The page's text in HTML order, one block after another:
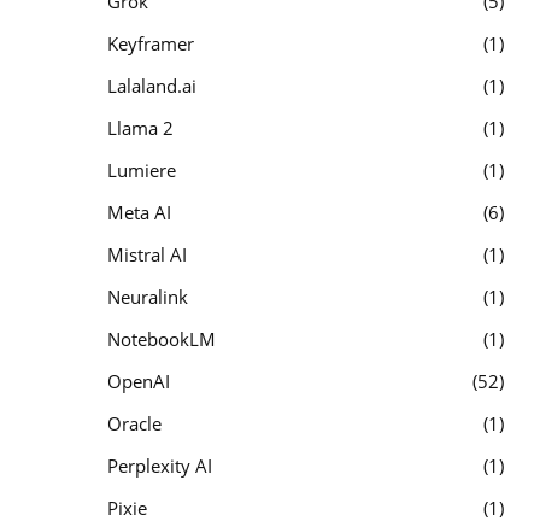
Keyframer
1
Lalaland.ai
1
Llama 2
1
Lumiere
1
Meta AI
6
Mistral AI
1
Neuralink
1
NotebookLM
1
OpenAI
52
Oracle
1
Perplexity AI
1
Pixie
1